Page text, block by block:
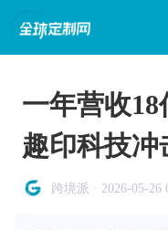
一年营收
趣印科技冲
跨境派 · 2026-05-26